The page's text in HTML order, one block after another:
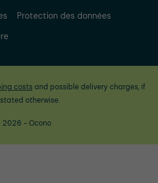
Protection des données
costsand possible delivery charges, if
otherwise.
- Ocono